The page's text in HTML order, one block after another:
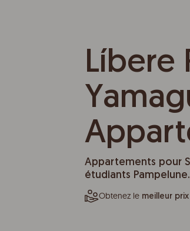
Líbere
Appartements pour
étudiants
Obtenez le meilleur